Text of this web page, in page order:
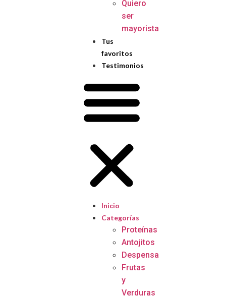
Quiero
ser
mayorista
Tus
favoritos
Testimonios
Inicio
Categorías
Proteínas
Antojitos
Despensa
Frutas
y
Verduras